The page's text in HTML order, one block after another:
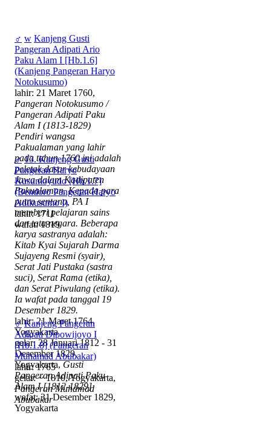
♂ w Kanjeng Gusti
Pangeran Adipati Ario
Paku Alam I [Hb.1.6]
(Kanjeng Pangeran Haryo
Notokusumo)
lahir: 21 Maret 1760,
Pangeran Notokusumo /
Pangeran Adipati Paku
Alam I (1813-1829)
Pendiri wangsa
Pakualaman yang lahir
pada tahun 1760 ini adalah
peletak dasar kebudayaan
Jawa dalam Kadipaten
Pakualaman. Kepada para
putra sentana, PA I
memberi pelajaran sains
dan tata negara. Beberapa
karya sastranya adalah:
Kitab Kyai Sujarah Darma
Sujayeng Resmi (syair),
Serat Jati Pustaka (sastra
suci), Serat Rama (etika),
dan Serat Piwulang (etika).
Ia wafat pada tanggal 19
Desember 1829.
lahir: 21 Maret 1764,
Yogyakarta
gelar: 28 Januari 1812 - 31
Desember 1829,
Yogyakarta, Gusti
Pangeran Adipati Paku
Alam I [1812-1829]
wafat: 31 Desember 1829,
Yogyakarta
♂ 13. Kanjeng Gusti
Pangeran Haryo
Kusumoyudo [Hb.1.7]
(Bendoro Pangeran Haryo
Adikusumo I)
lahir: 1711
wafat: 1819
♂ Kanjeng Pangeran
Adipati Dipowijoyo I
[Hb.1.8] (Pangeran
Muhamad Abubakar)
lahir: 1765
gelar: ~ 1810, Yogyakarta,
Pangeran Muhamad
Abubakar